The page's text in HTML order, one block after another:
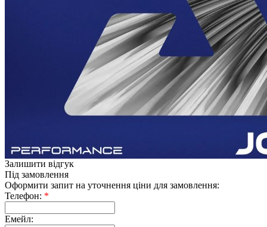
Залишити відгук
Під замовлення
Оформити запит на уточнення ціни для замовлення:
Телефон: *
Емейл: